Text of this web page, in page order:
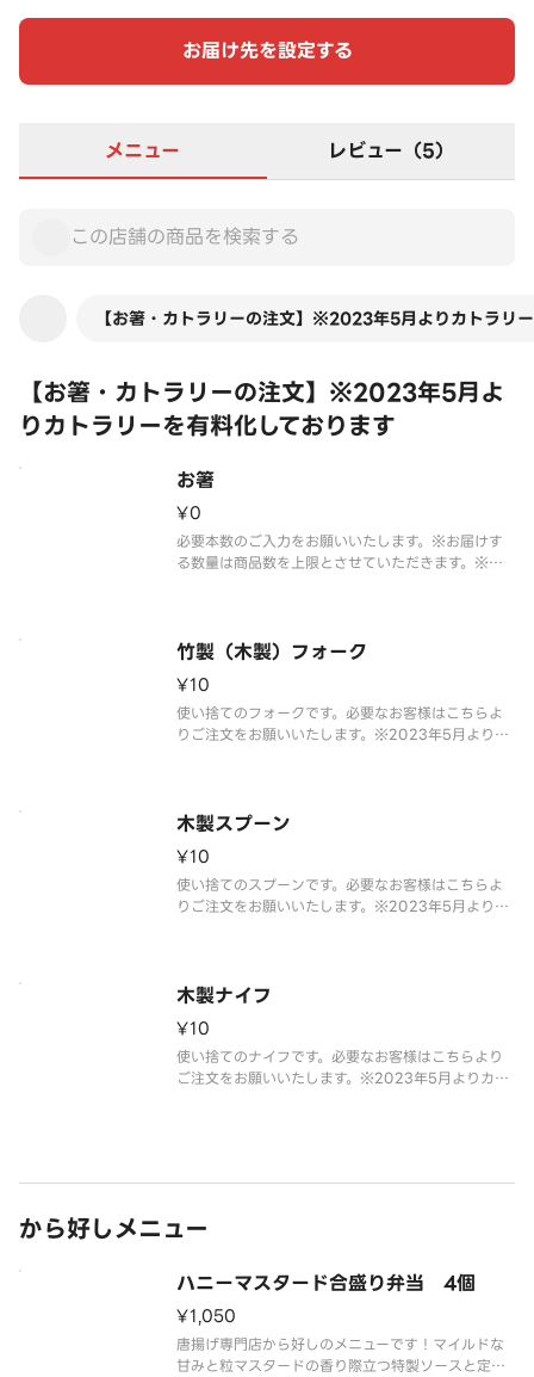
お届け先を設定する
メニュー レビュー（5）
【お箸・カトラリーの注文】※2023年5月よりカトラリ
【お箸・カトラリーの注文】※2023年5月よ
りカトラリーを有料化しております
お箸
¥0
必要本数のご入力をお願いいたします。※お届けす
る数量は商品数を上限とさせていただきます。※写
竹製（木製）フォーク
¥10
使い捨てのフォークです。必要なお客様はこちらよ
りご注文をお願いいたします。※2023年5月よりカ
木製スプーン
¥10
使い捨てのスプーンです。必要なお客様はこちらよ
りご注文をお願いいたします。※2023年5月よりカ
木製ナイフ
¥10
使い捨てのナイフです。必要なお客様はこちらより
ご注文をお願いいたします。※2023年5月よりカト
から好しメニュー
ハニーマスタード合盛り弁当 4個
¥1,050
唐揚げ専門店から好しのメニューです！マイルドな
甘みと粒マスタードの香り際立つ特製ソースと定番